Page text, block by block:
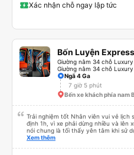
Xác nhận chỗ ngay lập tức
Bốn Luyện Express
Giường nằm 34 chỗ Luxury
Giường nằm 34 chỗ Luxury
Ngã 4 Ga
7 giờ 5 phút
Bến xe khách phía nam
Trải nghiệm tốt Nhân viên vui vẻ lịch
định 1h, vì xe phải dừng nhiều và lên
nói chung là tối thấy yên tâm khi sử
hộ và giới thiệu cho người thân sử
Xem thêm